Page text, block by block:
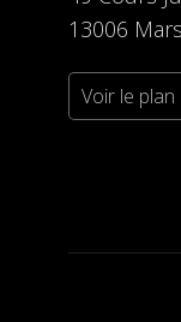
13006
Voir le plan